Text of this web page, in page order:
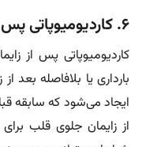
۶. کاردیومیوپاتی پس از زایمان
کاردیومیوپاتی پس از
بارداری یا بلافاصله بعد
ایجاد می‌شود که سابقه
از زایمان جلوی قلب